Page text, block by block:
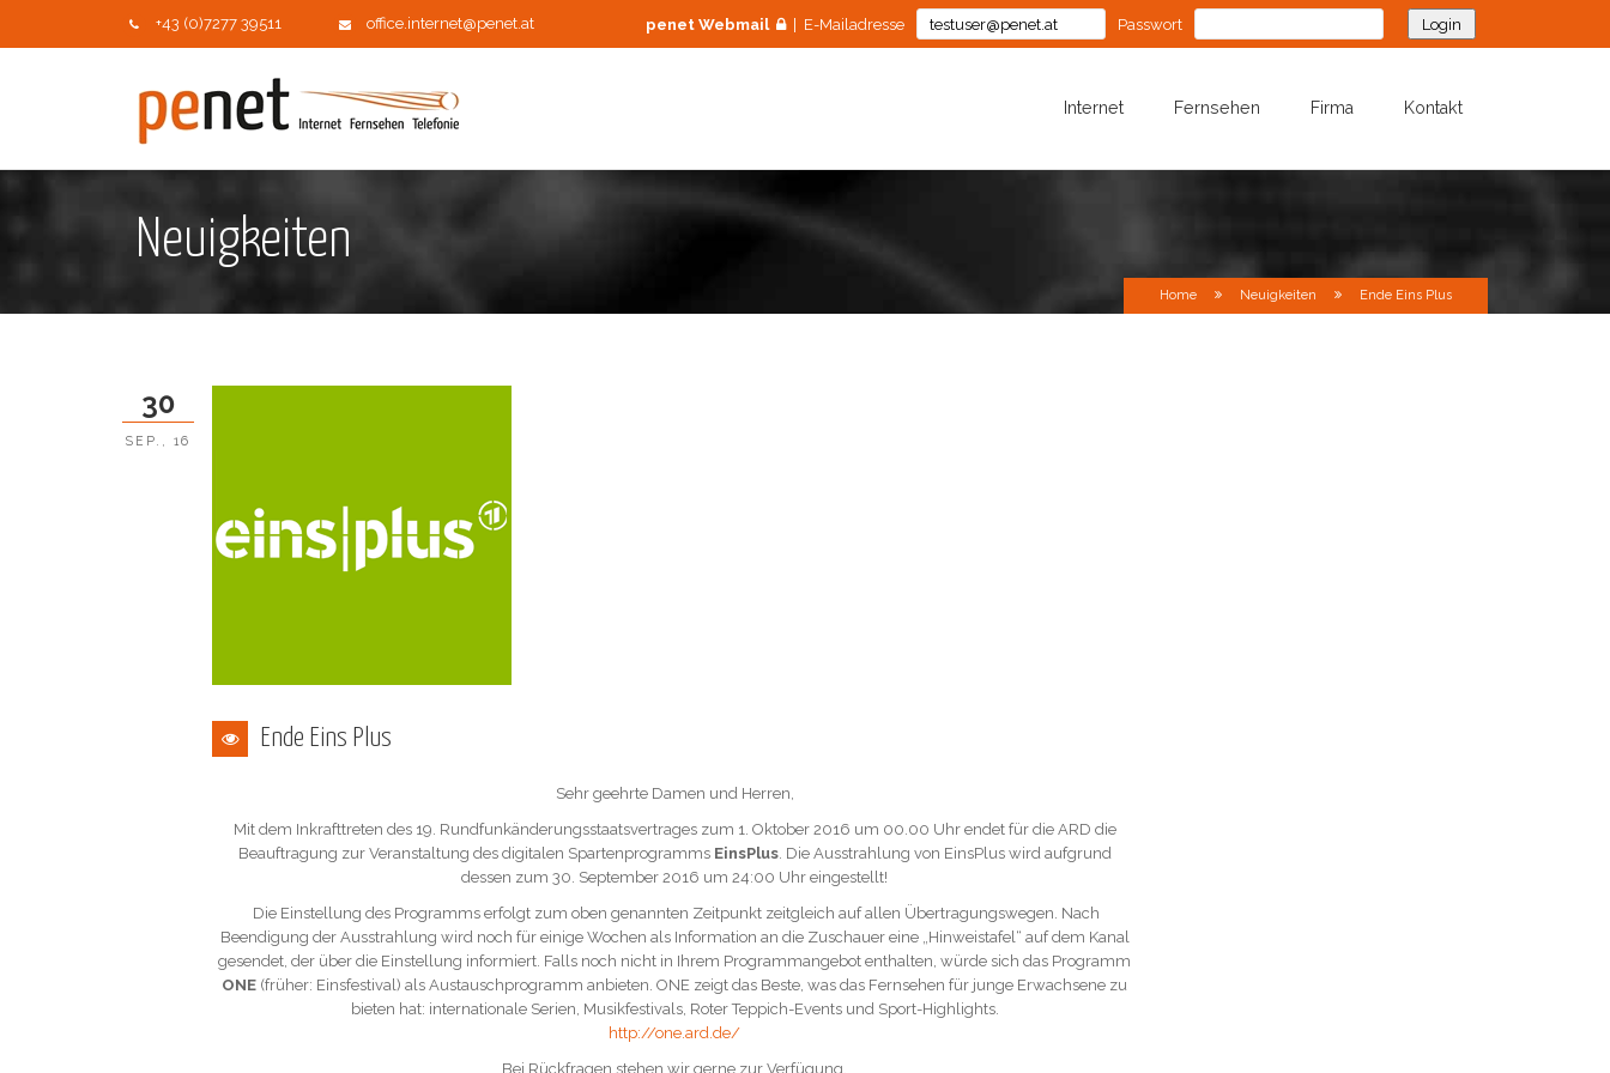
+43 (0)7277 39511 office.internet@penet.at penet Webmail | E-Mailadresse Passwort
Internet Fernsehen Firma Kontakt
Neuigkeiten
Home Neuigkeiten Ende Eins Plus
Ende Eins Plus
Sehr geehrte Damen und Herren,
Mit dem Inkrafttreten des 19. Rundfunkänderungsstaatsvertrages zum 1. Oktober 2016 um 00.00 Uhr endet für die ARD die
Beauftragung zur Veranstaltung des digitalen Spartenprogramms EinsPlus. Die Ausstrahlung von EinsPlus wird aufgrund
dessen zum 30. September 2016 um 24:00 Uhr eingestellt!
Die Einstellung des Programms erfolgt zum oben genannten Zeitpunkt zeitgleich auf allen Übertragungswegen. Nach
Beendigung der Ausstrahlung wird noch für einige Wochen als Information an die Zuschauer eine „Hinweistafel“ auf dem Kanal
gesendet, der über die Einstellung informiert. Falls noch nicht in Ihrem Programmangebot enthalten, würde sich das Programm
ONE (früher: Einsfestival) als Austauschprogramm anbieten. ONE zeigt das Beste, was das Fernsehen für junge Erwachsene zu
bieten hat: internationale Serien, Musikfestivals, Roter Teppich-Events und Sport-Highlights.
http://one.ard.de/
Bei Rückfragen stehen wir gerne zur Verfügung.
30
SEP., 16